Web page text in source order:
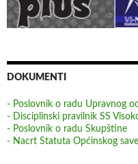
DOKUMENTI
- Poslovnik o radu Upravnog
- Disciplinski pravilnik SS
- Poslovnik o radu Skupštine
- Nacrt Statuta Općinskog